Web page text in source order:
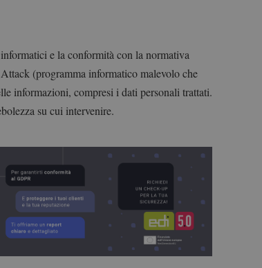
e la conformità con la normativa
(programma informatico malevolo che
informazioni, compresi i dati personali trattati.
su cui intervenire.